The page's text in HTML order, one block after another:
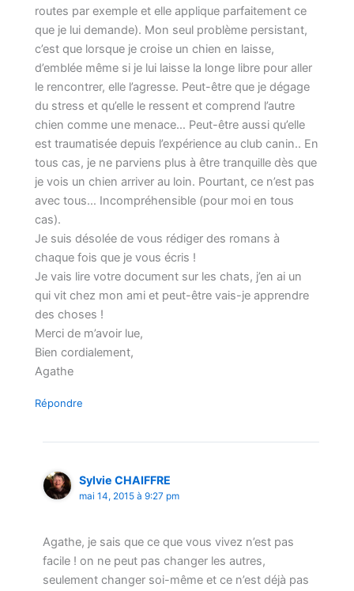
routes par exemple et elle applique parfaitement ce
que je lui demande). Mon seul problème persistant,
c’est que lorsque je croise un chien en laisse,
d’emblée même si je lui laisse la longe libre pour aller
le rencontrer, elle l’agresse. Peut-être que je dégage
du stress et qu’elle le ressent et comprend l’autre
chien comme une menace… Peut-être aussi qu’elle
est traumatisée depuis l’expérience au club canin.. En
tous cas, je ne parviens plus à être tranquille dès que
je vois un chien arriver au loin. Pourtant, ce n’est pas
avec tous… Incompréhensible (pour moi en tous
cas).
Je suis désolée de vous rédiger des romans à
chaque fois que je vous écris !
Je vais lire votre document sur les chats, j’en ai un
qui vit chez mon ami et peut-être vais-je apprendre
des choses !
Merci de m’avoir lue,
Bien cordialement,
Agathe
Répondre
Sylvie CHAIFFRE
mai 14, 2015 à 9:27 pm
Agathe, je sais que ce que vous vivez n’est pas
facile ! on ne peut pas changer les autres,
seulement changer soi-même et ce n’est déjà pas